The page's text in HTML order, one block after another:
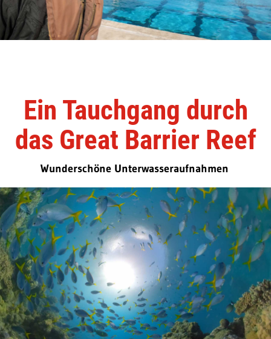
Ein Tauchgang durch
das Great Barrier Reef
Wunderschöne Unterwasseraufnahmen